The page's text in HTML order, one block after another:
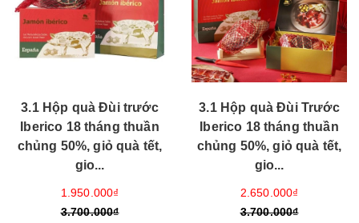
3.1 Hộp quà Đùi trước
Iberico 18 tháng thuần
chủng 50%, giỏ quà tết,
gio...
1.950.000₫
3.700.000₫
3.1 Hộp quà Đùi Trước
Iberico 18 tháng thuần
chủng 50%, giỏ quà tết,
gio...
2.650.000₫
3.700.000₫